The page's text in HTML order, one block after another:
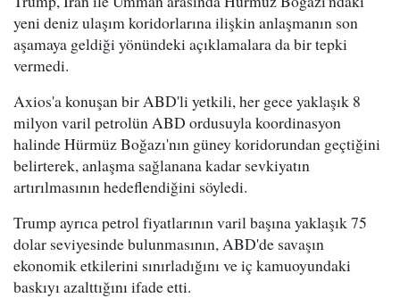
yeni deniz ulaşım koridorlarına ilişkin anlaşmanın son
aşamaya geldiği yönündeki açıklamalara da bir tepki
vermedi.
Axios'a konuşan bir ABD'li yetkili, her gece yaklaşık 8
milyon varil petrolün ABD ordusuyla koordinasyon
halinde Hürmüz Boğazı'nın güney koridorundan geçtiğini
belirterek, anlaşma sağlanana kadar sevkiyatın
artırılmasının hedeflendiğini söyledi.
Trump ayrıca petrol fiyatlarının varil başına yaklaşık 75
dolar seviyesinde bulunmasının, ABD'de savaşın
ekonomik etkilerini sınırladığını ve iç kamuoyundaki
baskıyı azalttığını ifade etti.